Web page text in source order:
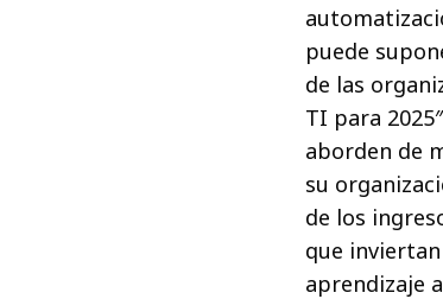
puede
de las
TI para
aborden de
su
de los
que
aprendizaje